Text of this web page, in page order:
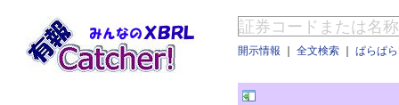
開示情報 ｜ 全文検索 ｜ ぱらぱ